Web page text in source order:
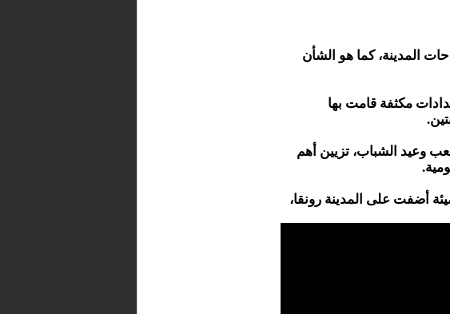
المدينة، كما هو الشأن
مكثفة قامت بها
وعيد الشباب، تزيين أهم
أضفت على المدينة رونقا،